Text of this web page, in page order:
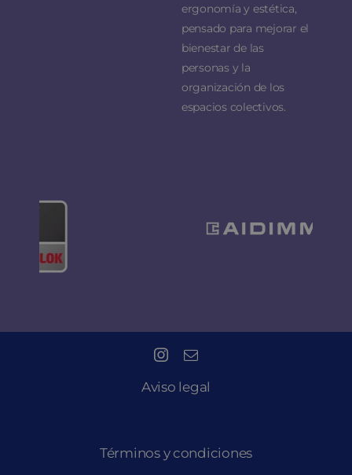
ergonomía y estética,
pensado para mejorar el
bienestar de las
personas y la
organización de los
espacios colectivos.
Aviso legal
Términos y condiciones